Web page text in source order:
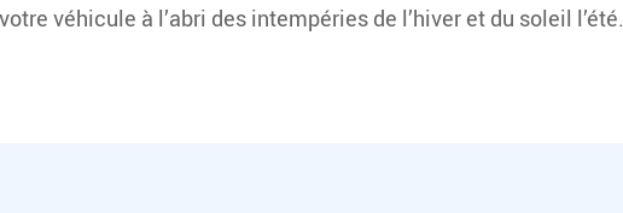
votre véhicule à l’abri des intempéries de l’hiver et du soleil l’été.